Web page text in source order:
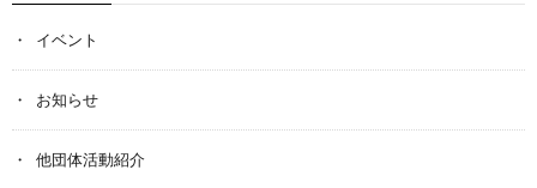
イベント
お知らせ
他団体活動紹介